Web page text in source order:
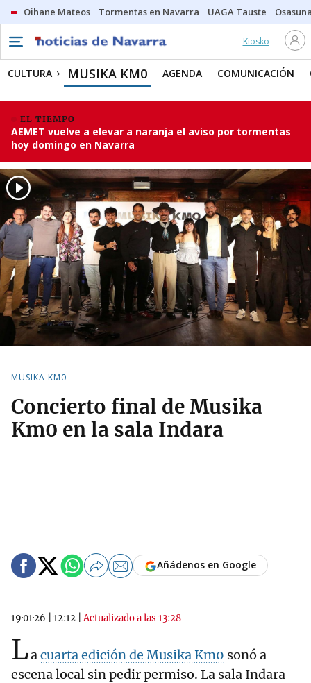
Oihane Mateos Tormentas en Navarra UAGA Tauste
Kiosko
CULTURA MUSIKA KM0 AGENDA COMUNICACIÓN
EL TIEMPO
AEMET vuelve a elevar a naranja el aviso por tormentas
hoy domingo en Navarra
MUSIKA KM0
Concierto final de Musika
Km0 en la sala Indara
19·01·26 12:12 |Actualizado a las 13:28
Añádenos en Google
Lacuarta edición de Musika Km0 sonó a
escena local sin pedir permiso. La sala Indara